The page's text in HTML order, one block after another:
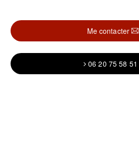
Me contacter
06 20 75 58 51